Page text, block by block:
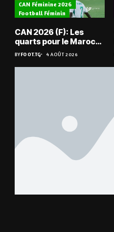
CAN Féminine 2026
Football Féminin
CAN 2026 (F): Les
quarts pour le Maroc
et l’Algérie
BYFOOT.TG 4 AOÛT 2026